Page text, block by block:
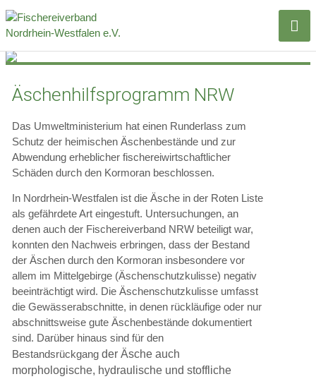
Äschenhilfsprogramm NRW
Das Umweltministerium hat einen Runderlass zum
Schutz der heimischen Äschenbestände und zur
Abwendung erheblicher fischereiwirtschaftlicher
Schäden durch den Kormoran beschlossen.
In Nordrhein-Westfalen ist die Äsche in der Roten Liste
als gefährdete Art eingestuft. Untersuchungen, an
denen auch der Fischereiverband NRW beteiligt war,
konnten den Nachweis erbringen, dass der Bestand
der Äschen durch den Kormoran insbesondere vor
allem im Mittelgebirge (Äschenschutzkulisse) negativ
beeinträchtigt wird. Die Äschenschutzkulisse umfasst
die Gewässerabschnitte, in denen rückläufige oder nur
abschnittsweise gute Äschenbestände dokumentiert
sind. Darüber hinaus sind für den
Bestandsrückgang der Äsche auch
morphologische, hydraulische und stoffliche